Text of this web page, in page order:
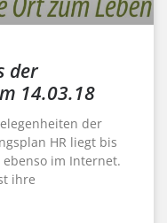
der
14.03.18
der
HR liegt bis
ebenso im Internet.
ihre